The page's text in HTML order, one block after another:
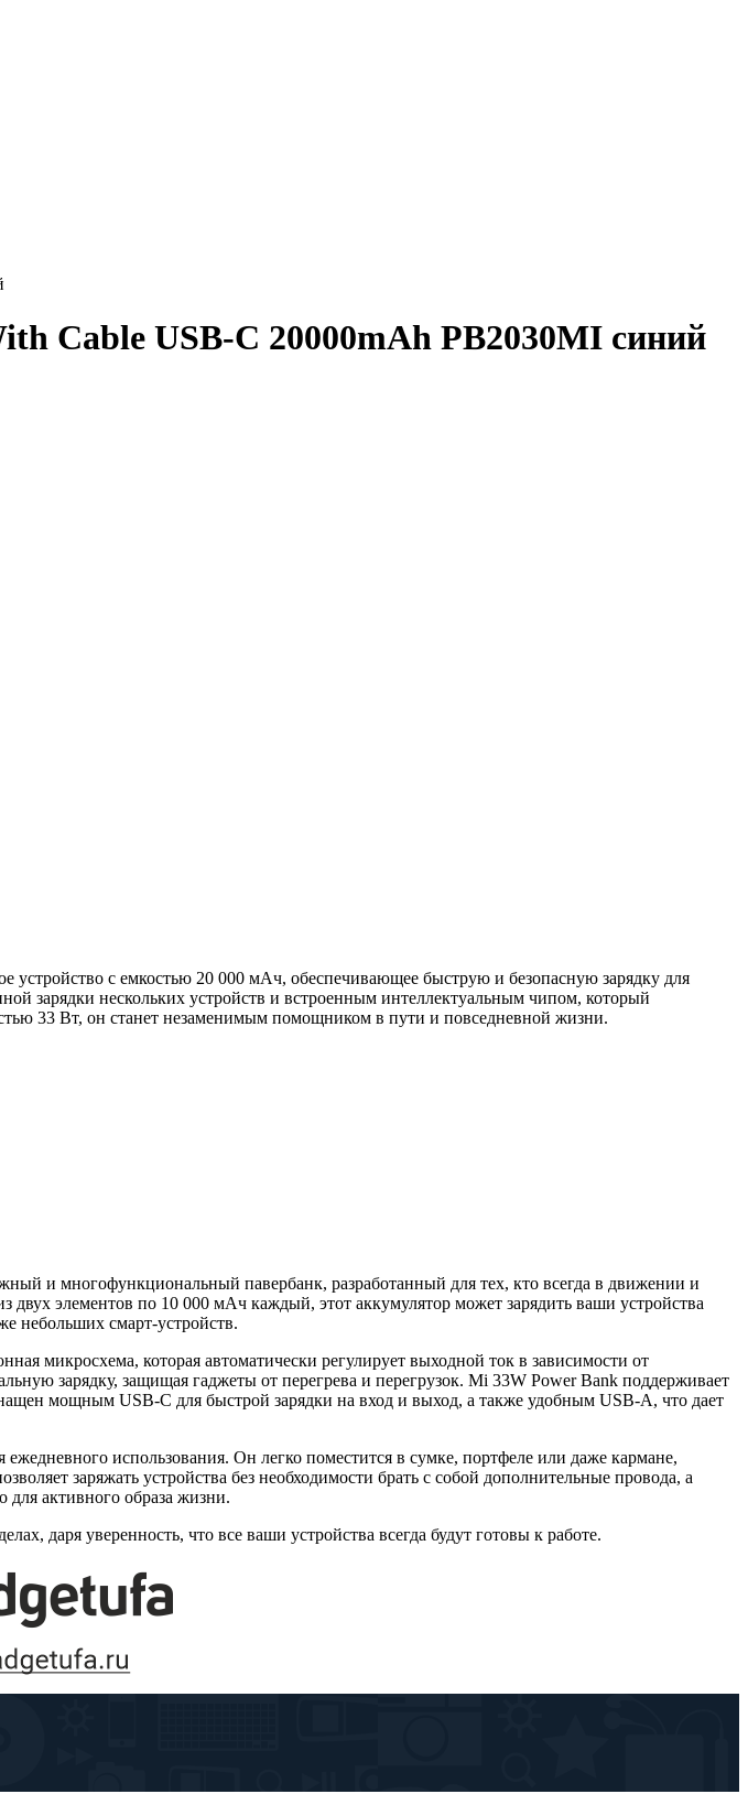
Cable USB-C 20000mAh PB2030MI синий
с емкостью 20 000 мАч, обеспечивающее быструю и безопасную зарядку для
зарядки нескольких устройств и встроенным интеллектуальным чипом, который
33 Вт, он станет незаменимым помощником в пути и повседневной жизни.
и многофункциональный павербанк, разработанный для тех, кто всегда в движении и
элементов по 10 000 мАч каждый, этот аккумулятор может зарядить ваши устройства
небольших смарт-устройств.
микросхема, которая автоматически регулирует выходной ток в зависимости от
зарядку, защищая гаджеты от перегрева и перегрузок. Mi 33W Power Bank поддерживает
мощным USB-C для быстрой зарядки на вход и выход, а также удобным USB-A, что дает
использования. Он легко поместится в сумке, портфеле или даже кармане,
заряжать устройства без необходимости брать с собой дополнительные провода, а
активного образа жизни.
даря уверенность, что все ваши устройства всегда будут готовы к работе.